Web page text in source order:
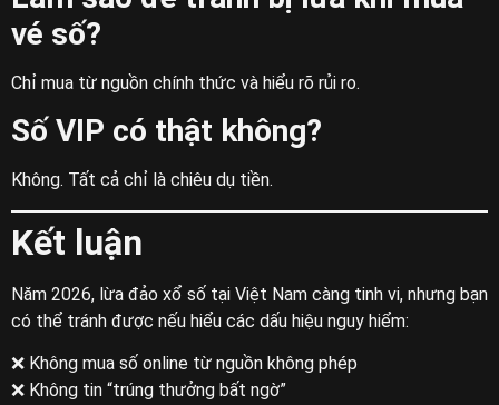
vé số?
Chỉ mua từ nguồn chính thức và hiểu rõ rủi ro.
Số VIP có thật không?
Không. Tất cả chỉ là chiêu dụ tiền.
Kết luận
Năm 2026, lừa đảo xổ số tại Việt Nam càng tinh vi, nhưng bạn
có thể tránh được nếu hiểu các dấu hiệu nguy hiểm:
❌ Không mua số online từ nguồn không phép
❌ Không tin “trúng thưởng bất ngờ”